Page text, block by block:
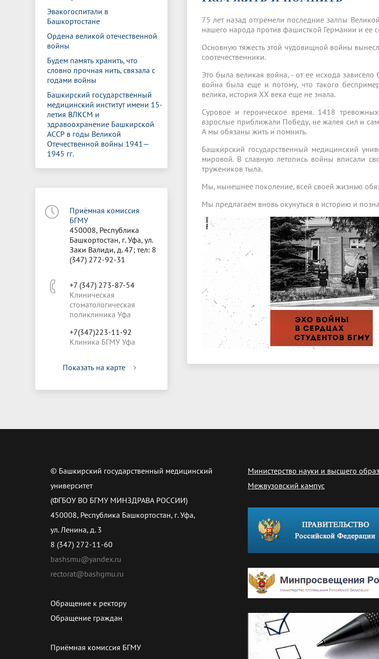
Электронный ящик доверия
БГМУ
Абитуриенту
Видеогалерея
Оплата банковской картой
Эндаумент
Вопрос-ответ
Управление международной
деятельности
Отдел ординатуры Расписание
Федеральный аккредитационный
центр
Научно-
медицинский
Информация для инвалидов и лиц с
ограниченными возможностями
Информация для студентов Я-
Медицинский инспектор
Онлайн обучение
Социальная
Независимая оценка качества
образования
Профессиональное обучение
проекты
Итоги научно-исследовательской
работы
испытания, ЛЭК
Аспирантура
Конференции и форумы
Лаборатории мегагранта Полезные
Проблемные научные комиссии
БГМУ в рейтингах университетов
Управление
деятельности
Институт урологии и клинической
онкологии
Репозиторий БГМУ Евразийский
Санаторий-профилакторий БГМУ
Профсоюз обучающихся БГМУ
Профсоюзный
Совет обучающихся
Ассоциация выпускников Работа
Золотой фонд БГМУ
Жизнь иностранных студентов БГМУ
Университету 90 лет
Первичное отделение «Движение
Первых» БГМУ
Альманах
Эвакогоспитали в
Башкортостане
Ордена великой отечественной
войны
Будем память хранить, что
словно прочная нить, связала с
годами войны
Башкирский государственный
медицинский институт имени 15-
летия ВЛКСМ и
здравоохранение Башкирской
АССР в годы Великой
Отечественной войны 1941—
1945 гг.
Приёмная комиссия
БГМУ
450008, Республика
Башкортостан, г. Уфа, ул.
Заки Валиди, д. 47; тел: 8
(347) 272-92-31
+7 (347) 273-87-54
Клиническая
стоматологическая
поликлиника Уфа
+7(347)223-11-92
Клиника БГМУ Уфа
Показать на карте
75 лет назад отгремели последние залпы
нашего народа против фашисткой Германии и ее
Основную тяжесть этой чудовищной войны
соотечественники.
Это была великая война, - от ее исхода
война была еще и потому, что такого
велика, история XX века еще не знала.
Суровое и героическое время. 1418
взрослые приближали Победу, не жалея сил и
А мы обязаны жить и помнить.
Башкирский государственный медицинский
мировой. В славную летопись войны вписали
тружеников тыла.
Мы, нынешнее поколение, всей своей жизнью
Мы предлагаем вновь окунуться в историю и
© Башкирский государственный медицинский
университет
(ФГБОУ ВО БГМУ МИНЗДРАВА РОССИИ)
450008, Республика Башкортостан, г. Уфа,
ул. Ленина, д. 3
8 (347) 272-11-60
bashsmu@yandex.ru
rectorat@bashgmu.ru
Обращение к ректору
Обращение граждан
Приёмная комиссия БГМУ
Министерство науки и высшего
Межвузовский кампус